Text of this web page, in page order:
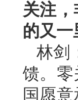
关注
的又
林剑
馈。
国愿